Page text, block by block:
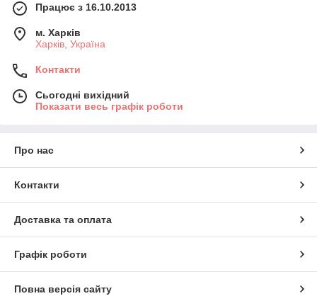
Працює з 16.10.2013
м. Харків
Харків, Україна
Контакти
Сьогодні вихідний
Показати весь графік роботи
Про нас
Контакти
Доставка та оплата
Графік роботи
Повна версія сайту